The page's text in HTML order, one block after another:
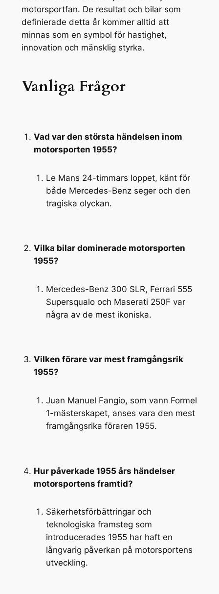
motorsportfan. De resultat och bilar som
definierade detta år kommer alltid att
minnas som en symbol för hastighet,
innovation och mänsklig styrka.
Vanliga Frågor
Vad var den största händelsen inom
motorsporten 1955?
Le Mans 24-timmars loppet, känt för
både Mercedes-Benz seger och den
tragiska olyckan.
Vilka bilar dominerade motorsporten
1955?
Mercedes-Benz 300 SLR, Ferrari 555
Supersqualo och Maserati 250F var
några av de mest ikoniska.
Vilken förare var mest framgångsrik
1955?
Juan Manuel Fangio, som vann Formel
1-mästerskapet, anses vara den mest
framgångsrika föraren 1955.
Hur påverkade 1955 års händelser
motorsportens framtid?
Säkerhetsförbättringar och
teknologiska framsteg som
introducerades 1955 har haft en
långvarig påverkan på motorsportens
utveckling.